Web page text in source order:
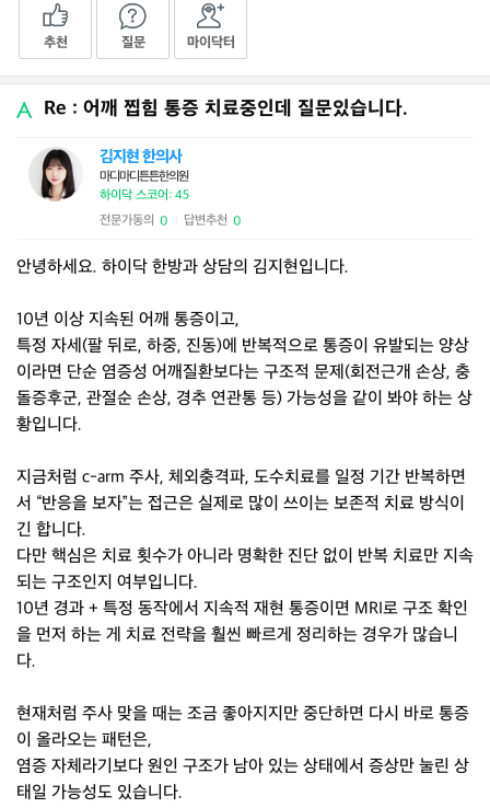
추천 질문 마이닥터
Re : 어깨 찝힘 통증 치료중인데 질문있습니다.
김지현 한의사
마디마디튼튼한의원
하이닥 스코어: 45
전문가동의 0 답변추천 0
안녕하세요. 하이닥 한방과 상담의 김지현입니다.
10년 이상 지속된 어깨 통증이고,
특정 자세(팔 뒤로, 하중, 진동)에 반복적으로 통증이 유발되는 양상
이라면 단순 염증성 어깨질환보다는 구조적 문제(회전근개 손상, 충
돌증후군, 관절순 손상, 경추 연관통 등) 가능성을 같이 봐야 하는 상
황입니다.
지금처럼 c-arm 주사, 체외충격파, 도수치료를 일정 기간 반복하면
서 “반응을 보자”는 접근은 실제로 많이 쓰이는 보존적 치료 방식이
긴 합니다.
다만 핵심은 치료 횟수가 아니라 명확한 진단 없이 반복 치료만 지속
되는 구조인지 여부입니다.
10년 경과 + 특정 동작에서 지속적 재현 통증이면 MRI로 구조 확인
을 먼저 하는 게 치료 전략을 훨씬 빠르게 정리하는 경우가 많습니
다.
현재처럼 주사 맞을 때는 조금 좋아지지만 중단하면 다시 바로 통증
이 올라오는 패턴은,
염증 자체라기보다 원인 구조가 남아 있는 상태에서 증상만 눌린 상
태일 가능성도 있습니다.